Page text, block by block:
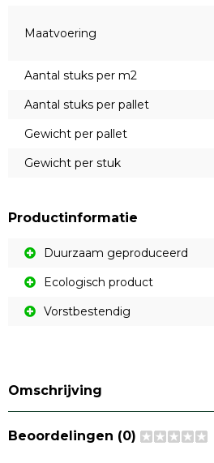
Maatvoering
Aantal stuks per m2
Aantal stuks per pallet
Gewicht per pallet
Gewicht per stuk
Productinformatie
Duurzaam geproduceerd
Ecologisch product
Vorstbestendig
Omschrijving
Beoordelingen (0)